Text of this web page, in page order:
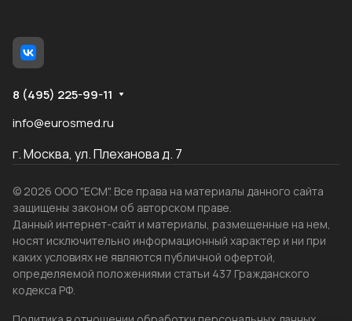
8 (495) 225-99-11
info@eurosmed.ru
г. Москва, ул. Плеханова д. 7
© 2026 ООО "ЕСМ". Все права на материалы данного сайта
защищены законом об авторском праве.
Данный интернет-сайт и материалы, размещенные на нем,
носят исключительно информационный характер и ни при
каких условиях не являются публичной офертой,
определяемой положениями статьи 437 Гражданского
кодекса РФ.